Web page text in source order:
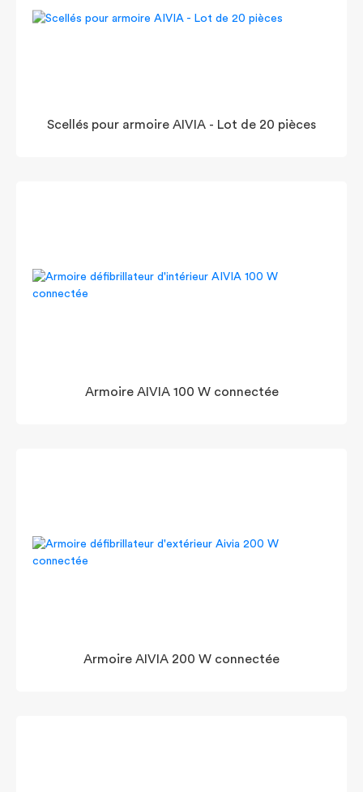
Scellés pour armoire AIVIA - Lot de 20 pièces
Armoire AIVIA 100 W connectée
Armoire AIVIA 200 W connectée